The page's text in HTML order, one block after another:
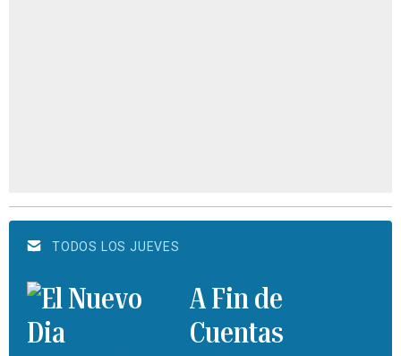
TODOS LOS JUEVES
A Fin de
Cuentas